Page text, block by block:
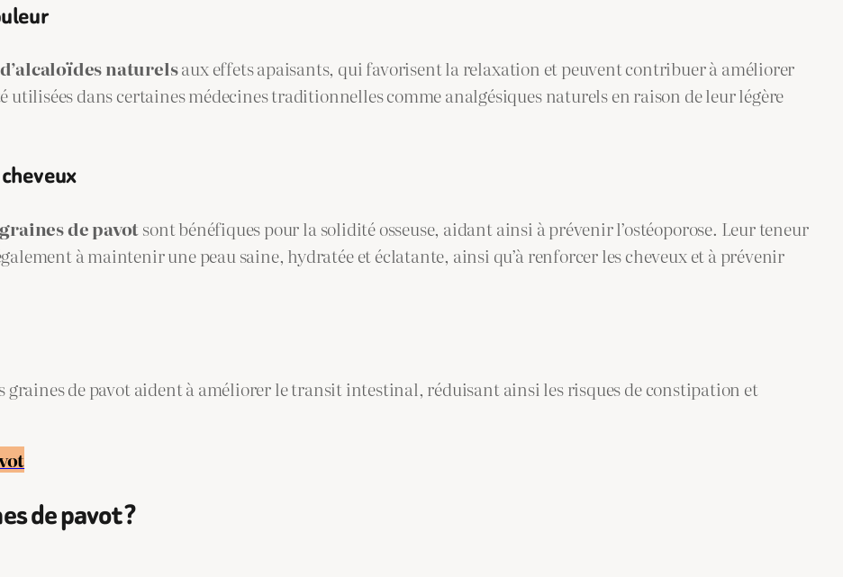
naturelsaux effets apaisants, qui favorisent la relaxation et peuvent contribuer à améliorer
dans certaines médecines traditionnelles comme analgésiques naturels en raison de leur légère
graines de pavotsont bénéfiques pour la solidité osseuse, aidant ainsi à prévenir l’ostéoporose. Leur teneur
à maintenir une peau saine, hydratée et éclatante, ainsi qu’à renforcer les cheveux et à prévenir
graines de pavot aident à améliorer le transit intestinal, réduisant ainsi les risques de constipation et
de pavot ?